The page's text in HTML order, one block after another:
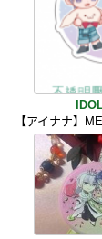
【アイナナ】